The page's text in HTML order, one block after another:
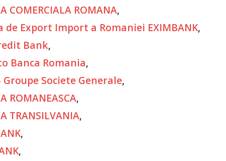
COMERCIALA ROMANA,
de Export Import a Romaniei EXIMBANK,
Bank,
Banca Romania,
Groupe Societe Generale,
ROMANEASCA,
TRANSILVANIA,
,
,